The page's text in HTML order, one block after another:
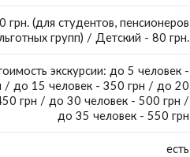
(для студентов, пенсионеров
групп) / Детский - 80 грн.
экскурсии: до 5 человек -
/ до 15 человек - 350 грн / до 20
грн / до 30 человек - 500 грн /
до 35 человек - 550 грн
есть